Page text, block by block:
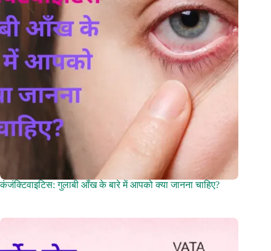
कंजंक्टिवाइटिस: गुलाबी आँख के बारे में आपको क्या जानना चाहिए?